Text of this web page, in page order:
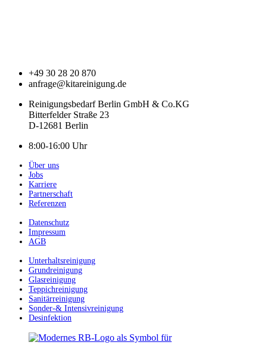
+49 30 28 20 870
anfrage@kitareinigung.de
Reinigungsbedarf Berlin GmbH & Co.KG
Bitterfelder Straße 23
D-12681 Berlin
8:00-16:00 Uhr
Über uns
Jobs
Karriere
Partnerschaft
Referenzen
Datenschutz
Impressum
AGB
Unterhaltsreinigung
Grundreinigung
Glasreinigung
Teppichreinigung
Sanitärreinigung
Sonder-& Intensivreinigung
Desinfektion